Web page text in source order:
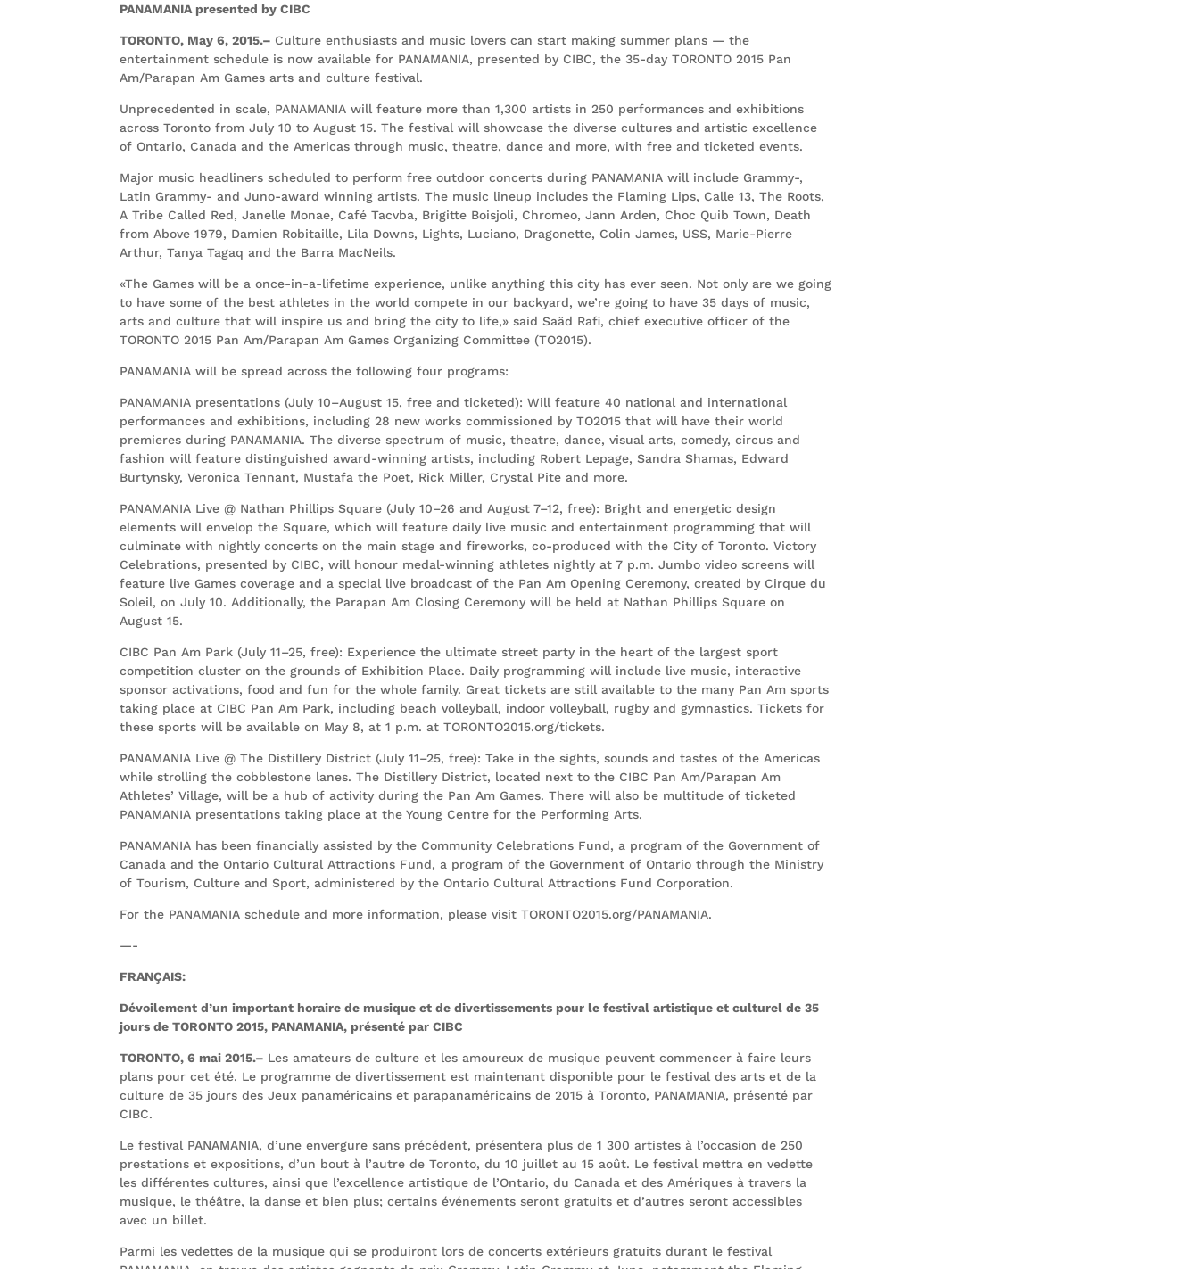
PANAMANIA presented by CIBC
TORONTO, May 6, 2015.– Culture enthusiasts and music lovers can start making summer plans — the
entertainment schedule is now available for PANAMANIA, presented by CIBC, the 35-day TORONTO 2015 Pan
Am/Parapan Am Games arts and culture festival.
Unprecedented in scale, PANAMANIA will feature more than 1,300 artists in 250 performances and exhibitions
across Toronto from July 10 to August 15. The festival will showcase the diverse cultures and artistic excellence
of Ontario, Canada and the Americas through music, theatre, dance and more, with free and ticketed events.
Major music headliners scheduled to perform free outdoor concerts during PANAMANIA will include Grammy-,
Latin Grammy- and Juno-award winning artists. The music lineup includes the Flaming Lips, Calle 13, The Roots,
A Tribe Called Red, Janelle Monae, Café Tacvba, Brigitte Boisjoli, Chromeo, Jann Arden, Choc Quib Town, Death
from Above 1979, Damien Robitaille, Lila Downs, Lights, Luciano, Dragonette, Colin James, USS, Marie-Pierre
Arthur, Tanya Tagaq and the Barra MacNeils.
«The Games will be a once-in-a-lifetime experience, unlike anything this city has ever seen. Not only are we going
to have some of the best athletes in the world compete in our backyard, we’re going to have 35 days of music,
arts and culture that will inspire us and bring the city to life,» said Saäd Rafi, chief executive officer of the
TORONTO 2015 Pan Am/Parapan Am Games Organizing Committee (TO2015).
PANAMANIA will be spread across the following four programs:
PANAMANIA presentations (July 10–August 15, free and ticketed): Will feature 40 national and international
performances and exhibitions, including 28 new works commissioned by TO2015 that will have their world
premieres during PANAMANIA. The diverse spectrum of music, theatre, dance, visual arts, comedy, circus and
fashion will feature distinguished award-winning artists, including Robert Lepage, Sandra Shamas, Edward
Burtynsky, Veronica Tennant, Mustafa the Poet, Rick Miller, Crystal Pite and more.
PANAMANIA Live @ Nathan Phillips Square (July 10–26 and August 7–12, free): Bright and energetic design
elements will envelop the Square, which will feature daily live music and entertainment programming that will
culminate with nightly concerts on the main stage and fireworks, co-produced with the City of Toronto. Victory
Celebrations, presented by CIBC, will honour medal-winning athletes nightly at 7 p.m. Jumbo video screens will
feature live Games coverage and a special live broadcast of the Pan Am Opening Ceremony, created by Cirque du
Soleil, on July 10. Additionally, the Parapan Am Closing Ceremony will be held at Nathan Phillips Square on
August 15.
CIBC Pan Am Park (July 11–25, free): Experience the ultimate street party in the heart of the largest sport
competition cluster on the grounds of Exhibition Place. Daily programming will include live music, interactive
sponsor activations, food and fun for the whole family. Great tickets are still available to the many Pan Am sports
taking place at CIBC Pan Am Park, including beach volleyball, indoor volleyball, rugby and gymnastics. Tickets for
these sports will be available on May 8, at 1 p.m. at TORONTO2015.org/tickets.
PANAMANIA Live @ The Distillery District (July 11–25, free): Take in the sights, sounds and tastes of the Americas
while strolling the cobblestone lanes. The Distillery District, located next to the CIBC Pan Am/Parapan Am
Athletes’ Village, will be a hub of activity during the Pan Am Games. There will also be multitude of ticketed
PANAMANIA presentations taking place at the Young Centre for the Performing Arts.
PANAMANIA has been financially assisted by the Community Celebrations Fund, a program of the Government of
Canada and the Ontario Cultural Attractions Fund, a program of the Government of Ontario through the Ministry
of Tourism, Culture and Sport, administered by the Ontario Cultural Attractions Fund Corporation.
For the PANAMANIA schedule and more information, please visit TORONTO2015.org/PANAMANIA.
—-
FRANÇAIS:
Dévoilement d’un important horaire de musique et de divertissements pour le festival artistique et culturel de 35
jours de TORONTO 2015, PANAMANIA, présenté par CIBC
TORONTO, 6 mai 2015.– Les amateurs de culture et les amoureux de musique peuvent commencer à faire leurs
plans pour cet été. Le programme de divertissement est maintenant disponible pour le festival des arts et de la
culture de 35 jours des Jeux panaméricains et parapanaméricains de 2015 à Toronto, PANAMANIA, présenté par
CIBC.
Le festival PANAMANIA, d’une envergure sans précédent, présentera plus de 1 300 artistes à l’occasion de 250
prestations et expositions, d’un bout à l’autre de Toronto, du 10 juillet au 15 août. Le festival mettra en vedette
les différentes cultures, ainsi que l’excellence artistique de l’Ontario, du Canada et des Amériques à travers la
musique, le théâtre, la danse et bien plus; certains événements seront gratuits et d’autres seront accessibles
avec un billet.
Parmi les vedettes de la musique qui se produiront lors de concerts extérieurs gratuits durant le festival